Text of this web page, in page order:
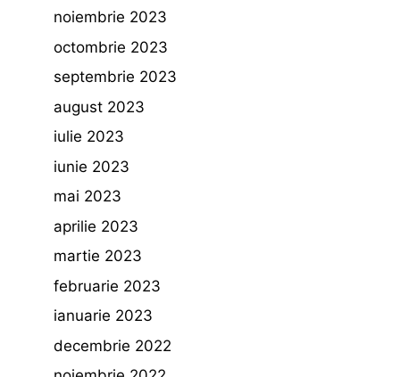
noiembrie 2023
octombrie 2023
septembrie 2023
august 2023
iulie 2023
iunie 2023
mai 2023
aprilie 2023
martie 2023
februarie 2023
ianuarie 2023
decembrie 2022